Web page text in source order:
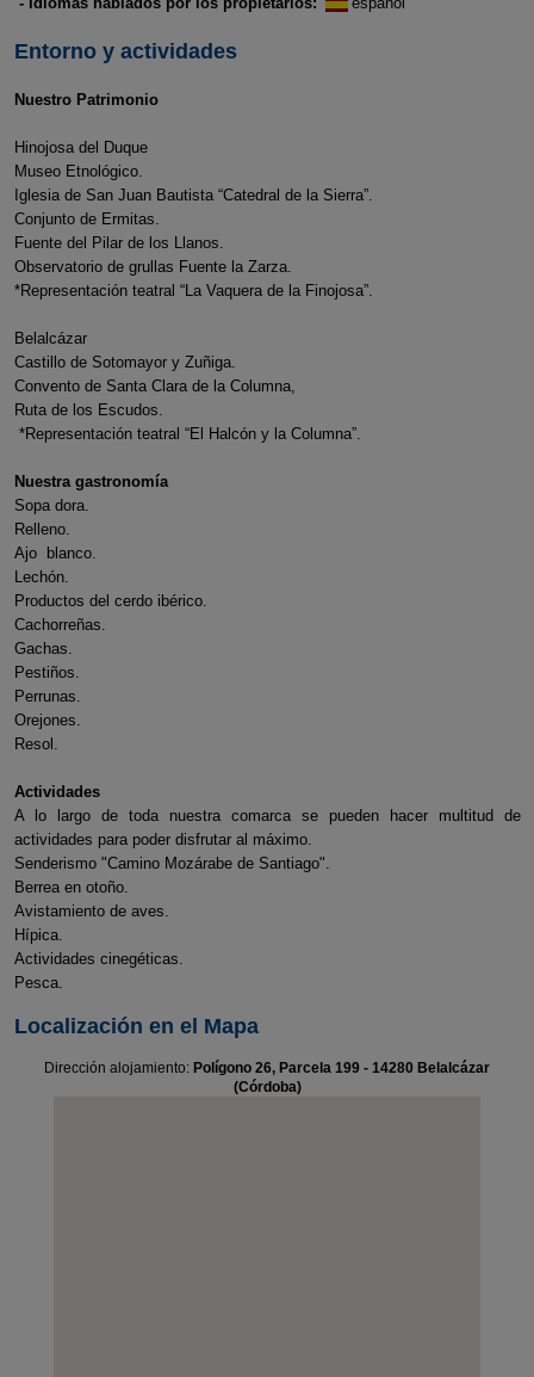
Entorno y actividades
Nuestro Patrimonio
Hinojosa del Duque
Museo Etnológico.
Iglesia de San Juan Bautista “Catedral de la Sierra”.
Conjunto de Ermitas.
Fuente del Pilar de los Llanos.
Observatorio de grullas Fuente la Zarza.
*Representación teatral “La Vaquera de la Finojosa”.
Belalcázar
Castillo de Sotomayor y Zuñiga.
Convento de Santa Clara de la Columna,
Ruta de los Escudos.
*Representación teatral “El Halcón y la Columna”.
Nuestra gastronomía
Sopa dora.
Relleno.
Ajo blanco.
Lechón.
Productos del cerdo ibérico.
Cachorreñas.
Gachas.
Pestiños.
Perrunas.
Orejones.
Resol.
Actividades
A lo largo de toda nuestra comarca se pueden hacer multitud de
actividades para poder disfrutar al máximo.
Senderismo "Camino Mozárabe de Santiago".
Berrea en otoño.
Avistamiento de aves.
Hípica.
Actividades cinegéticas.
Pesca.
Localización en el Mapa
Dirección alojamiento: Polígono 26, Parcela 199 - 14280 Belalcázar
(Córdoba)